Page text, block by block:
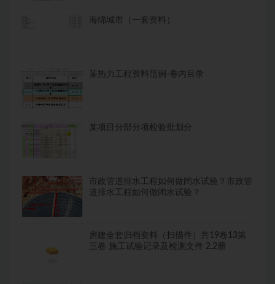
海绵城市（一套资料）
某热力工程资料范例-卷内目录
某项目分部分项检验批划分
市政管道排水工程如何做闭水试验？市政管
道排水工程如何做闭水试验？
房建全套归档资料（扫描件）共19卷13第
三卷 施工试验记录及检测文件 2.2册